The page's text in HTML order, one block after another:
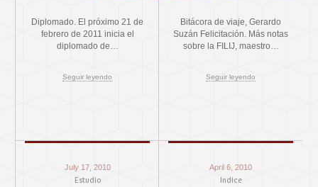
Diplomado. El próximo 21 de
febrero de 2011 inicia el
diplomado de…
Seguir leyendo
Bitácora de viaje, Gerardo
Suzán Felicitación. Más notas
sobre la FILIJ, maestro…
Seguir leyendo
July 17, 2010
Estudio
April 6, 2010
Indice